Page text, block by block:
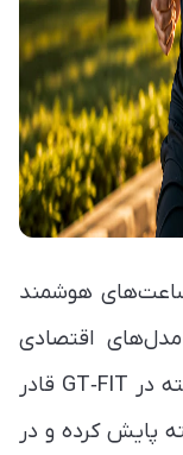
هوشمند
اقتصادی
معمولاً متوسط است. سنسور به کار رفته در GT‑FIT قادر
را به صورت ۲۴ ساعته پایش کرده و در